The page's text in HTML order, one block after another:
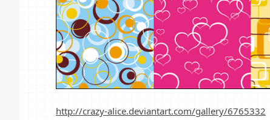
http://crazy-alice.deviantart.com/gallery/6765332